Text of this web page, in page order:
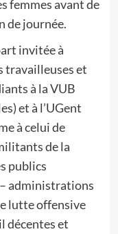
femmes avant de
de journée.
invitée à
travailleuses et
à la VUB
et à l’UGent
à celui de
de la
publics
administrations
lutte offensive
décentes et